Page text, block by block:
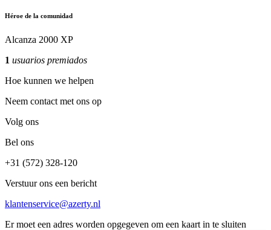
Héroe de la comunidad
Alcanza 2000 XP
1 usuarios premiados
Hoe kunnen we helpen
Neem contact met ons op
Volg ons
Bel ons
+31 (572) 328-120
Verstuur ons een bericht
klantenservice@azerty.nl
Er moet een adres worden opgegeven om een kaart in te sluiten